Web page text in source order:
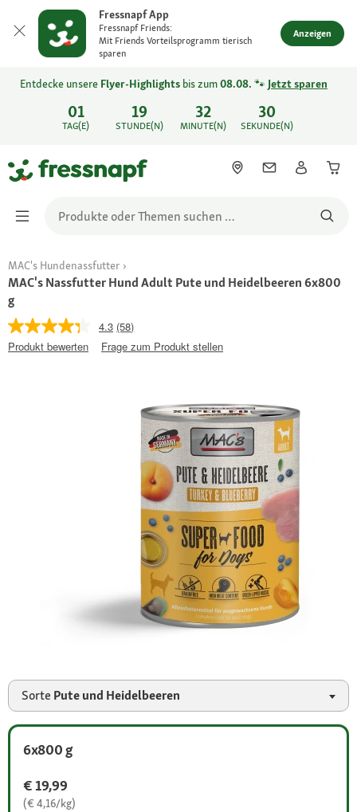
Fressnapf App
Fressnapf Friends:
Mit Friends Vorteilsprogramm tierisch
sparen
Anzeigen
01
TAG(E)
19
STUNDE(N)
32
MINUTE(N)
30
SEKUNDE(N)
Entdecke unsere Flyer-Highlights bis zum08.08. 🐾 Jetzt sparen
MAC's Hundenassfutter
MAC's Nassfutter Hund Adult Pute und Heidelbeeren 6x800
g
4.3 (58)
Produkt bewerten
Frage zum Produkt stellen
Sorte Pute und Heidelbeeren
6x800 g
€ 19,99
(€ 4,16/kg)